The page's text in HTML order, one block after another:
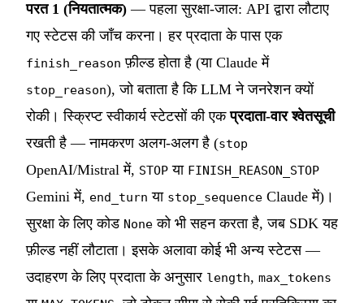
परत 1 (नियतात्मक) — पहला सुरक्षा-जाल: API द्वारा लौटाए
गए स्टेटस की जाँच करना। हर प्रदाता के पास एक
finish_reason फ़ील्ड होता है (या Claude में
stop_reason), जो बताता है कि LLM ने जनरेशन क्यों
रोकी। स्क्रिप्ट स्वीकार्य स्टेटसों की एकप्रदाता-वार श्वेतसूची
रखती है — नामकरण अलग-अलग है (stop
OpenAI/Mistral में, STOP या FINISH_REASON_STOP
Gemini में, end_turn या stop_sequence Claude में)।
सुरक्षा के लिए कोड None को भी सहन करता है, जब SDK यह
फ़ील्ड नहीं लौटाता। इसके अलावा कोई भी अन्य स्टेटस —
उदाहरण के लिए प्रदाता के अनुसार length, max_tokens